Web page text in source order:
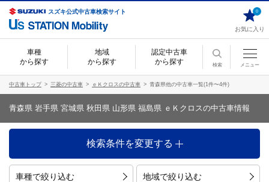
スズキ公式中古車検索サイト
お気に入り
0
車種
から探す
地域
から探す
認定中古車
から探す
検索 メニュー
中古車トップ 三菱の中古車 ｅＫクロスの中古車 青森県他の中古車一覧(1件〜4件)
青森県 岩手県 宮城県 秋田県 山形県 福島県 ｅＫクロスの中古車情報
検索条件を変更する
車種で絞り込む 地域で絞り込む